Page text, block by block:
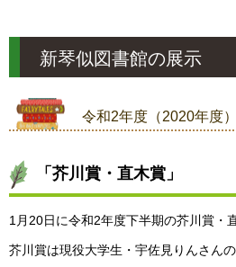
新琴似図書館の展示
令和2年度（2020年度
「芥川賞・直木賞」
1月20日に令和2年度下半期の芥川賞・
芥川賞は現役大学生・宇佐見りんさんの